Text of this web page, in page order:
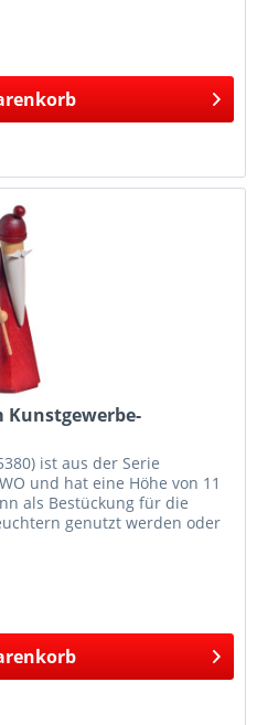
Kunstgewerbe-
ist aus der Serie
und hat eine Höhe von 11
als Bestückung für die
genutzt werden oder